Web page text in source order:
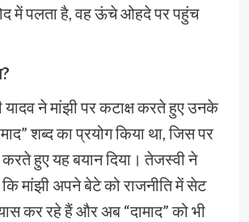
में पलता है, वह ऊंचे ओहदे पर पहुंच
यादव ने मांझी पर कटाक्ष करते हुए उनके
शब्द का प्रयोग किया था, जिस पर
हुए यह बयान दिया। तेजस्वी ने
कि मांझी अपने बेटे को राजनीति में सेट
कर रहे हैं और अब “दामाद” को भी